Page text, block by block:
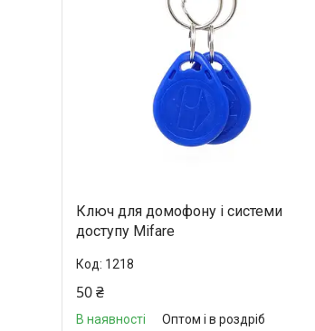
Ключ для домофону і системи
доступу Mifare
1218
50 ₴
В наявності Оптом і в роздріб